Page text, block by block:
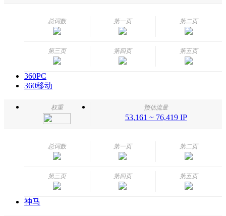
总词数 第一页 第二页
第三页 第四页 第五页
360PC
360移动
权重 预估流量
53,161 ~ 76,419 IP
总词数 第一页 第二页
第三页 第四页 第五页
神马